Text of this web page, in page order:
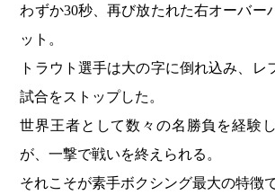
わずか30秒、再び放たれた右オーバー
ット。
トラウト選手は大の字に倒れ込み、レ
試合をストップした。
世界王者として数々の名勝負を経験
が、一撃で戦いを終えられる。
それこそが素手ボクシング最大の特徴